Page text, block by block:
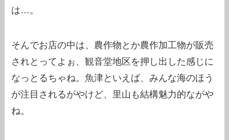
は…。
そんでお店の中は、農作物とか農作加工物が販売
されとってよぉ、観音堂地区を押し出した感じに
なっとるちゃね。魚津といえば、みんな海のほう
が注目されるがやけど、里山も結構魅力的ながや
ね。